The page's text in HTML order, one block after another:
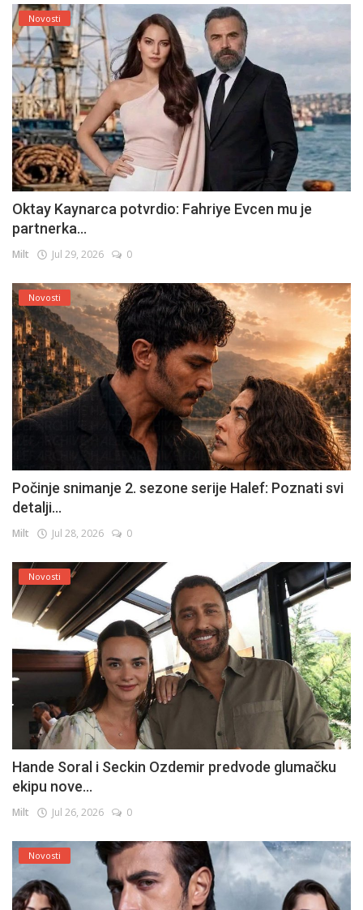
Novosti
Oktay Kaynarca potvrdio: Fahriye Evcen mu je
partnerka...
Milt Jul 29, 2026 0
Novosti
Počinje snimanje 2. sezone serije Halef: Poznati svi
detalji...
Milt Jul 28, 2026 0
Novosti
Hande Soral i Seckin Ozdemir predvode glumačku
ekipu nove...
Milt Jul 26, 2026 0
Novosti